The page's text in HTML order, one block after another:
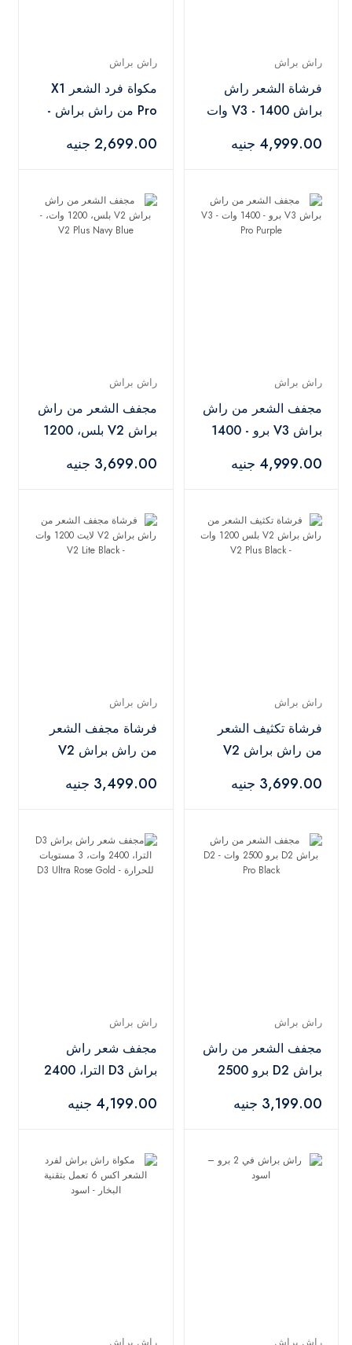
راش براش
فرشاة الشعر راش
براش V3 - 1400 وات
4,999.00 جنيه
راش براش
مكواة فرد الشعر X1
Pro من راش براش -
2,699.00 جنيه
راش براش
مجفف الشعر من راش
براش V3 برو - 1400
4,999.00 جنيه
راش براش
مجفف الشعر من راش
براش V2 بلس، 1200
Blue
3,699.00 جنيه
راش براش
فرشاة تكثيف الشعر
من راش براش V2
Plus Black
3,699.00 جنيه
راش براش
فرشاة مجفف الشعر
من راش براش V2
Lite Black
3,499.00 جنيه
راش براش
مجفف الشعر من راش
براش D2 برو 2500
3,199.00 جنيه
راش براش
مجفف شعر راش
براش D3 الترا، 2400
للحرارة - D3 Ultra
4,199.00 جنيه